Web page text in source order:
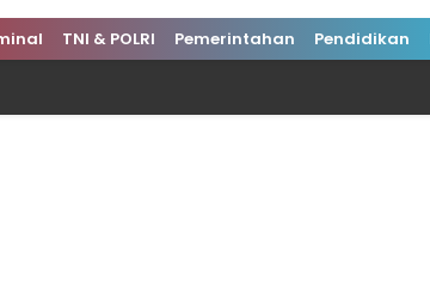
TNI & POLRI Pemerintahan Pendidikan